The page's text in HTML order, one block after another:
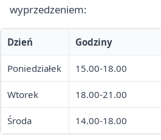
wyprzedzeniem:
Dzień Godziny
Poniedziałek 15.00-18.00
Wtorek 18.00-21.00
Środa 14.00-18.00